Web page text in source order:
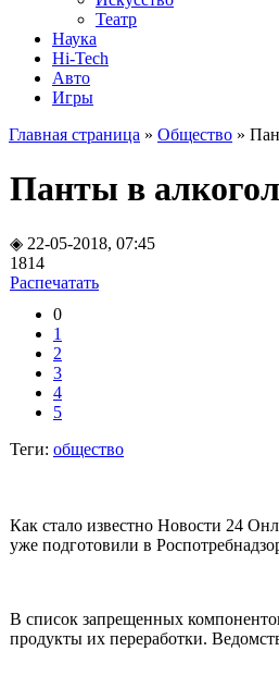
Театр
Наука
Hi-Tech
Авто
Игры
Главная страница » Общество »
Панты в
◈ 22-05-2018, 07:45
1814
Распечатать
0
1
2
3
4
5
Теги: общество
Как стало известно Новости 24
уже подготовили в
В список запрещенных
продукты их переработки.